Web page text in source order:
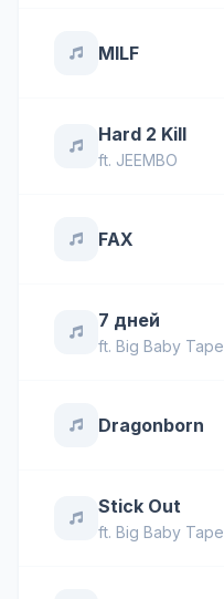
MILF
Hard 2 Kill
ft. JEEMBO
FAX
7 дней
ft. Big Baby Tape
Dragonborn
Stick Out
ft. Big Baby Tape